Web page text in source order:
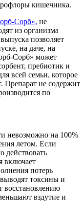
кишечника.
Сорб», не
из организма
позволяет
на даче, на
Сорб» может
пребиотик и
всей семьи, которое
Препарат не содержит
по
невозможно на 100%
летом. Если
действовать
включает
потерь
токсины и
восстановлению
вздутие и